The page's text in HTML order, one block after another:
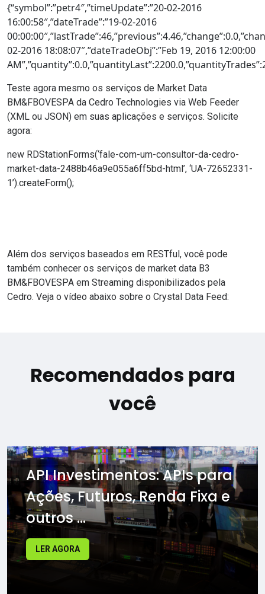
{“symbol”:”petr4″,”timeUpdate”:”20-02-2016
16:00:58″,”dateTrade”:”19-02-2016
02-2016 18:08:07″,”dateTradeObj”:”Feb 19, 2016 12:00:00
Teste agora mesmo os serviços de Market Data
BM&FBOVESPA da Cedro Technologies via Web Feeder
(XML ou JSON) em suas aplicações e serviços. Solicite
agora:
new RDStationForms(‘fale-com-um-consultor-da-cedro-
market-data-2488b46a9e055a6ff5bd-html’, ‘UA-72652331-
1’).createForm();
Além dos serviços baseados em RESTful, você pode
também conhecer os serviços de market data B3
BM&FBOVESPA em Streaming disponibilizados pela
Cedro. Veja o vídeo abaixo sobre o Crystal Data Feed:
Recomendados para
você
API Investimentos: APIs para
Ações, Futuros, Renda Fixa e
outros ...
LER AGORA